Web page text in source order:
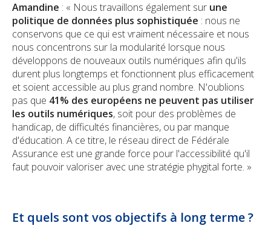
Amandine : « Nous travaillons également sur une
politique de données plus sophistiquée : nous ne
conservons que ce qui est vraiment nécessaire et nous
nous concentrons sur la modularité lorsque nous
développons de nouveaux outils numériques afin qu'ils
durent plus longtemps et fonctionnent plus efficacement
et soient accessible au plus grand nombre. N'oublions
pas que 41% des européens ne peuvent pas utiliser
les outils numériques, soit pour des problèmes de
handicap, de difficultés financières, ou par manque
d'éducation. A ce titre, le réseau direct de Fédérale
Assurance est une grande force pour l'accessibilité qu'il
faut pouvoir valoriser avec une stratégie phygital forte. »
Et quels sont vos objectifs à long terme ?